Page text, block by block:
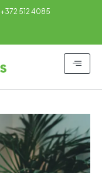
+372 512 4085